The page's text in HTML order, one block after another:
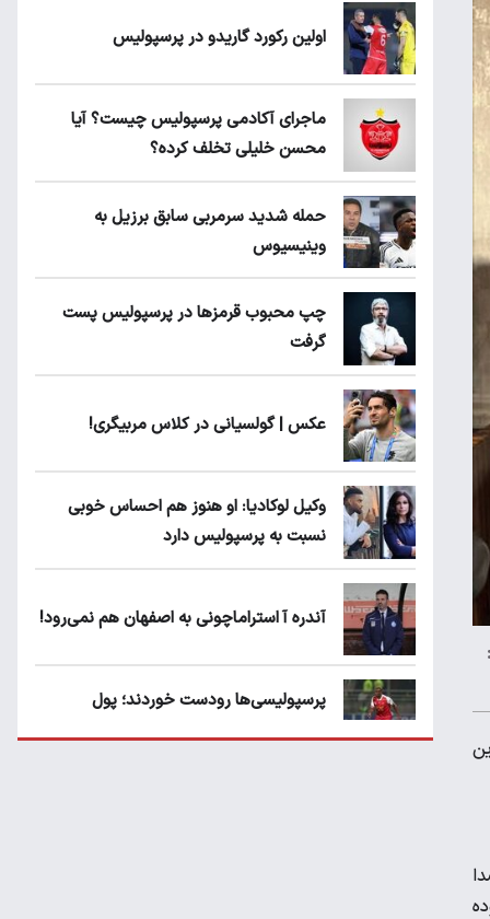
متر کشور بوده
اولین رکورد گاریدو در پرسپولیس
ماجرای آکادمی پرسپولیس چیست؟ آیا
محسن خلیلی تخلف کرده؟
حمله شدید سرمربی سابق برزیل به
وینیسیوس
چپ محبوب قرمزها در پرسپولیس پست
گرفت
عکس | گولسیانی در کلاس مربیگری!
وکیل لوکادیا: او هنوز هم احساس خوبی
نسبت به پرسپولیس دارد
آندره آ استراماچونی به اصفهان هم نمی‌رود!
پرسپولیسی‌ها رودست خوردند؛ پول